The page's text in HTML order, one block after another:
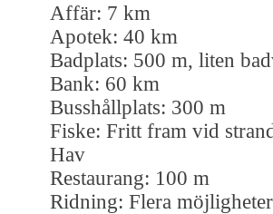
Affär: 7 km
Apotek: 40 km
Badplats: 500 m, liten
Bank: 60 km
Busshållplats: 300 m
Fiske: Fritt fram vid
Hav
Restaurang: 100 m
Ridning: Flera